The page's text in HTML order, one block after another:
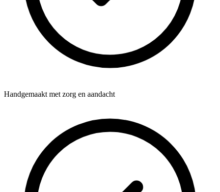
Handgemaakt met zorg en aandacht